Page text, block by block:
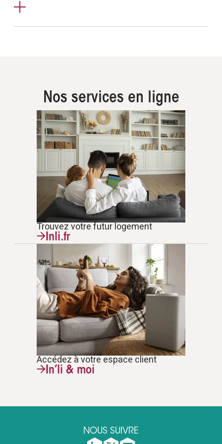
Nos services en ligne
Trouvez votre futur logement
Inli.fr
Accédez à votre espace client
In’li & moi
NOUS SUIVRE